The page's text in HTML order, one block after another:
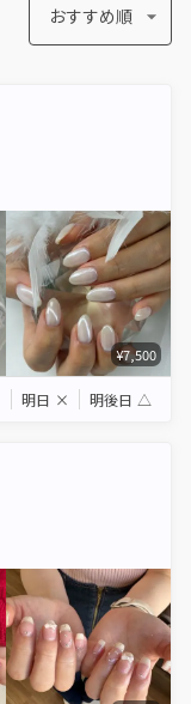
おすすめ順
¥7,500
明日 × 明後日 △